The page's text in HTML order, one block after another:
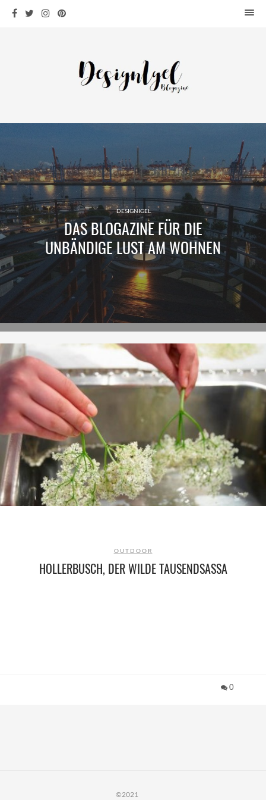
WOHNEN
KÜCHE
KINDERKRAM
DEKO
OUTDOOR
ARCHITEKTUR
ÜBER MICH
KONTAKT
DESIGNIGEL
DAS BLOGAZINE FÜR DIE
UNBÄNDIGE LUST AM WOHNEN
OUTDOOR
HOLLERBUSCH, DER WILDE TAUSENDSASSA
0
©2021